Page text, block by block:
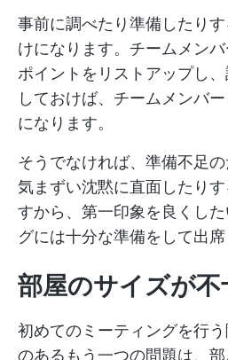
事前に調べたり準備したり
けになります。チームメン
ポイントをリストアップし
しておけば、チームメンバ
になります。
そうでなければ、準備不足の
気まずい沈黙に直面したり
すから、第一印象を良くし
グには十分な準備をして出席
部屋のサイズが不
初めてのミーティングを行
のあるもう一つの問題は、